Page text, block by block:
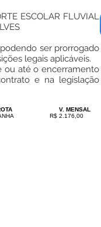
ESCOLAR FLUVIAL
ser prorrogado
legais aplicáveis.
ou até o encerramento
e na legislação
V. MENSAL
R$ 2.176,00